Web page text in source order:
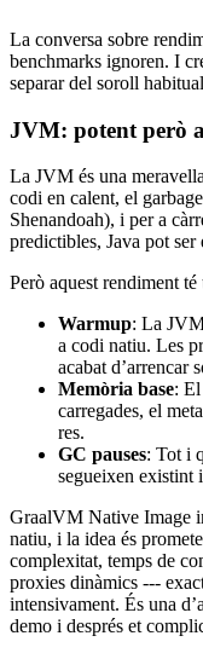
La conversa sobre
benchmarks ignoren. I
separar del soroll
JVM: potent però
La JVM és una
codi en calent, el
Shenandoah), i per a
predictibles, Java pot ser
Però aquest rendiment té
Warmup: La
a codi natiu. Les
acabat d’arrencar
Memòria base:
carregades, el
res.
GC pauses: Tot i
segueixen existint
GraalVM Native Image
natiu, i la idea és
complexitat, temps de
proxies dinàmics ---
intensivament. És una
demo i després et